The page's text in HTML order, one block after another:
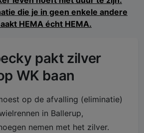
pakt zilver
WK baan
op de afvalling (eliminatie)
in Ballerup,
nemen met het zilver.